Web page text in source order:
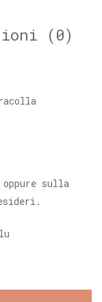
(0)
sulla